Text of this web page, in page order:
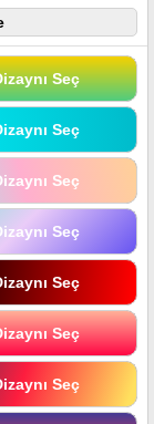
Seç
Seç
Seç
Seç
Seç
Seç
Seç